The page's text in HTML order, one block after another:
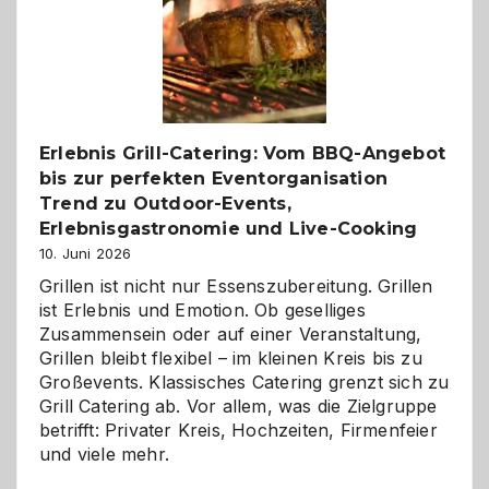
Gelegenheit,
neue
Reiseziele
zu
entdecken
Erlebnis Grill-Catering: Vom BBQ-Angebot
bis zur perfekten Eventorganisation
Trend zu Outdoor-Events,
Erlebnisgastronomie und Live-Cooking
10. Juni 2026
Grillen ist nicht nur Essenszubereitung. Grillen
ist Erlebnis und Emotion. Ob geselliges
Zusammensein oder auf einer Veranstaltung,
Grillen bleibt flexibel – im kleinen Kreis bis zu
Großevents. Klassisches Catering grenzt sich zu
Grill Catering ab. Vor allem, was die Zielgruppe
betrifft: Privater Kreis, Hochzeiten, Firmenfeier
und viele mehr.